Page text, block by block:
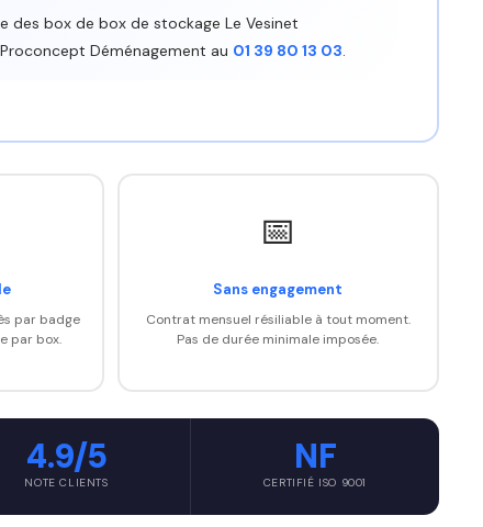
des box de box de stockage Le Vesinet
Déménagement au 01 39 80 13 03
par badge
par box.
📅
Sans engagement
Contrat mensuel résiliable à tout moment.
Pas de durée minimale imposée.
4.9/5
NOTE CLIENTS
NF
CERTIFIÉ ISO 9001